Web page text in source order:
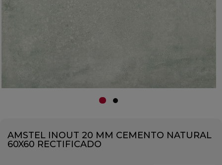
AMSTEL INOUT 20 MM CEMENTO NATURAL
60X60 RECTIFICADO